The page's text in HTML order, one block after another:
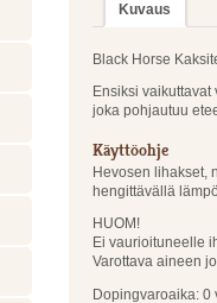
Kuvaus
Black Horse
Ensiksi
joka pohjautuu
Käyttöohje
Hevosen lihakset,
hengittävällä
HUOM!
Ei vaurioituneelle
Varottava aineen
Dopingvaroaika: 0